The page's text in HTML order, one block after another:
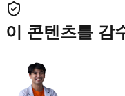
이 콘텐츠를 감